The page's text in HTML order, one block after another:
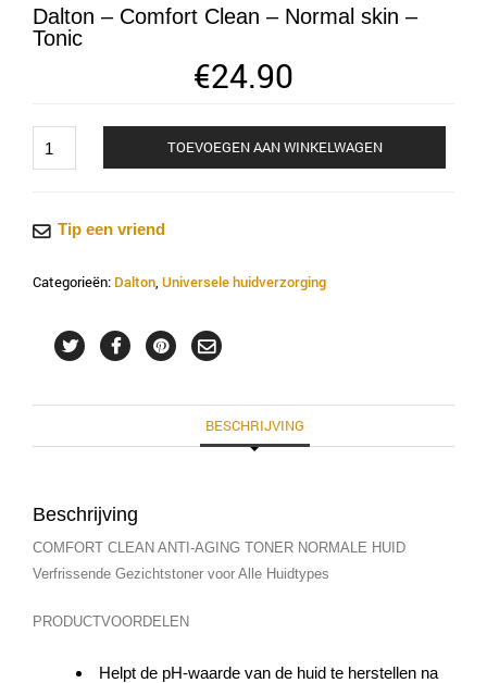
Dalton – Comfort Clean – Normal skin –
Tonic
€24.90
-
Clean
Normal
Tonic
TOEVOEGEN AAN WINKELWAGEN
Tip een vriend
Categorieën: Dalton, Universele huidverzorging
BESCHRIJVING
Beschrijving
COMFORT CLEAN ANTI-AGING TONER NORMALE HUID
Verfrissende Gezichtstoner voor Alle Huidtypes
PRODUCTVOORDELEN
Helpt de pH-waarde van de huid te herstellen na